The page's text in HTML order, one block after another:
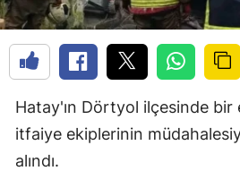
Hatay'ın Dörtyol ilçesinde bir
itfaiye ekiplerinin
alındı.